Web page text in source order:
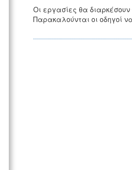
Οι εργασίες θα διαρκέσουν
Παρακαλούνται οι οδηγοί